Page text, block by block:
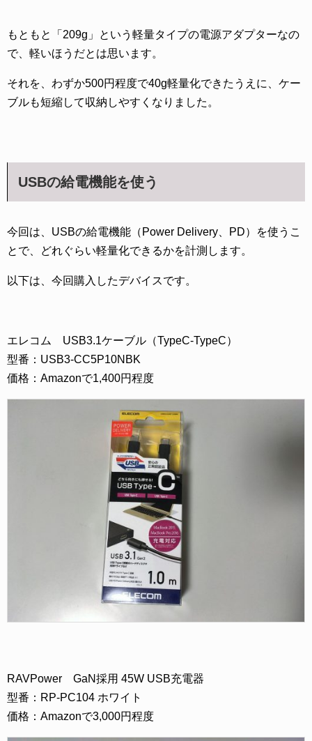
もともと「209g」という軽量タイプの電源アダプターなの
で、軽いほうだとは思います。
それを、わずか500円程度で40g軽量化できたうえに、ケー
ブルも短縮して収納しやすくなりました。
USBの給電機能を使う
今回は、USBの給電機能（Power Delivery、PD）を使うこ
とで、どれぐらい軽量化できるかを計測します。
以下は、今回購入したデバイスです。
エレコム USB3.1ケーブル（TypeC-TypeC）
型番：USB3-CC5P10NBK
価格：Amazonで1,400円程度
RAVPower GaN採用 45W USB充電器
型番：RP-PC104 ホワイト
価格：Amazonで3,000円程度